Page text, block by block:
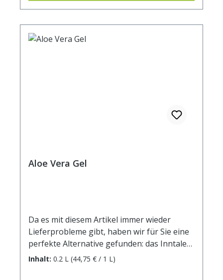
Aloe Vera Gel
Da es mit diesem Artikel immer wieder
Lieferprobleme gibt, haben wir für Sie eine
perfekte Alternative gefunden: das Inntaler
Aloe Vera Hautgel in der 250 ml Flasche.Aloe
Inhalt: 0.2 L (44,75 € / 1 L)